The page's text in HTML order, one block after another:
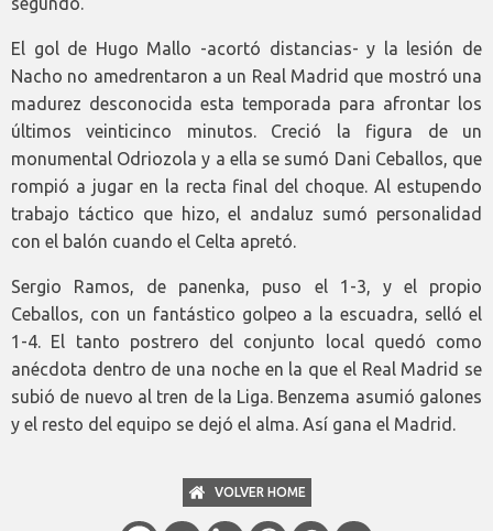
El gol de Hugo Mallo -acortó distancias- y la lesión de
Nacho no amedrentaron a un Real Madrid que mostró una
madurez desconocida esta temporada para afrontar los
últimos veinticinco minutos. Creció la figura de un
monumental Odriozola y a ella se sumó Dani Ceballos, que
rompió a jugar en la recta final del choque. Al estupendo
trabajo táctico que hizo, el andaluz sumó personalidad
con el balón cuando el Celta apretó.
Sergio Ramos, de panenka, puso el 1-3, y el propio
Ceballos, con un fantástico golpeo a la escuadra, selló el
1-4. El tanto postrero del conjunto local quedó como
anécdota dentro de una noche en la que el Real Madrid se
subió de nuevo al tren de la Liga. Benzema asumió galones
y el resto del equipo se dejó el alma. Así gana el Madrid.
VOLVER HOME